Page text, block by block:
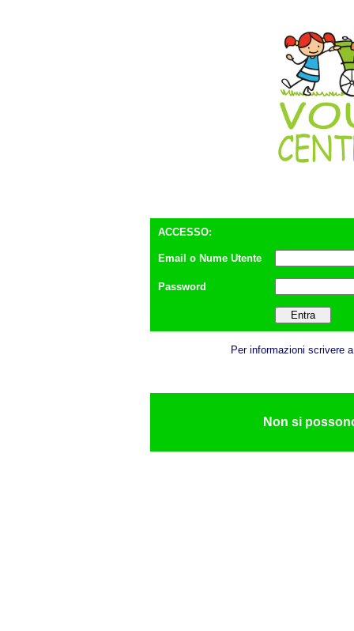
ACCESSO:
Email o Nume Utente
Password
Per informazioni scrivere
Non si